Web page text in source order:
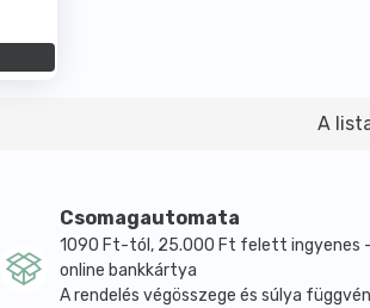
A
Csomagautomata
1090 Ft-tól, 25.000 Ft felett ingyenes
online bankkártya
A rendelés végösszege és súlya